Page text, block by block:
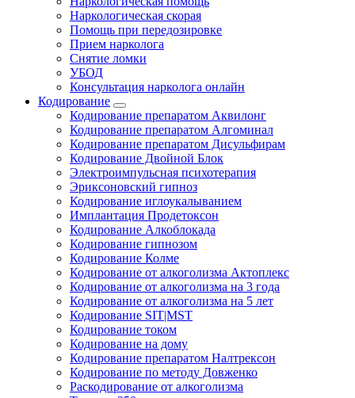
Наркологическая скорая
Помощь при передозировке
Прием нарколога
Снятие ломки
УБОД
Консультация нарколога онлайн
Кодирование
Кодирование препаратом Аквилонг
Кодирование препаратом Алгоминал
Кодирование препаратом Дисульфирам
Кодирование Двойной Блок
Электроимпульсная психотерапия
Эриксоновский гипноз
Кодирование иглоукалыванием
Имплантация Продетоксон
Кодирование Алкоблокада
Кодирование гипнозом
Кодирование Колме
Кодирование от алкоголизма Актоплекс
Кодирование от алкоголизма на 3 года
Кодирование от алкоголизма на 5 лет
Кодирование SIT|MST
Кодирование током
Кодирование на дому
Кодирование препаратом Налтрексон
Кодирование по методу Довженко
Раскодирование от алкоголизма